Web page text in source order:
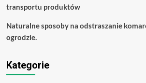
transportu produktów
Naturalne sposoby na odstraszanie
ogrodzie.
Kategorie